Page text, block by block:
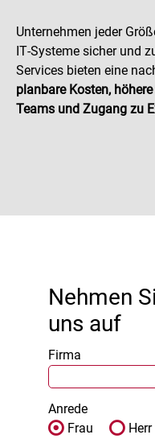
Unternehmen jeder
IT‑Systeme sicher und
Services bieten eine
planbare Kosten,
Teams und Zugang zu
Nehmen
uns auf
Firma
Anrede
Frau
Herr